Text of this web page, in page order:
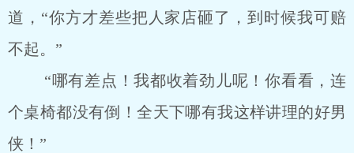
道，“你方才差些把人家店砸了，到时候我可赔
不起。”
“哪有差点！我都收着劲儿呢！你看看，连
个桌椅都没有倒！全天下哪有我这样讲理的好男
侠！”